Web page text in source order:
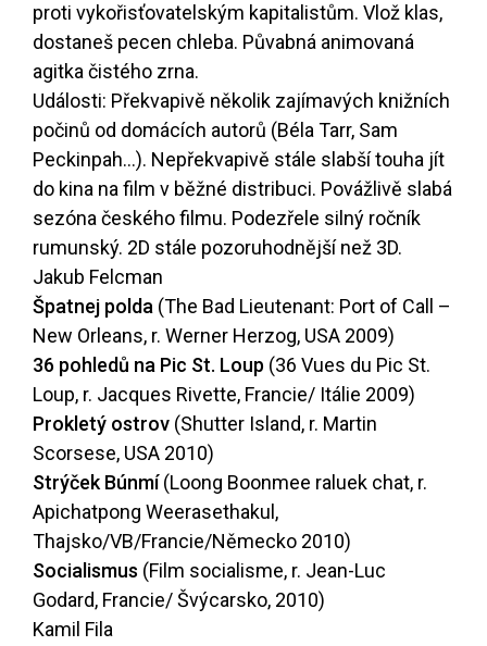
proti vykořisťovatelským kapitalistům. Vlož klas,
dostaneš pecen chleba. Půvabná animovaná
agitka čistého zrna.
Události: Překvapivě několik zajímavých knižních
počinů od domácích autorů (Béla Tarr, Sam
Peckinpah…). Nepřekvapivě stále slabší touha jít
do kina na film v běžné distribuci. Povážlivě slabá
sezóna českého filmu. Podezřele silný ročník
rumunský. 2D stále pozoruhodnější než 3D.
Jakub Felcman
Špatnej polda (The Bad Lieutenant: Port of Call –
New Orleans, r. Werner Herzog, USA 2009)
36 pohledů na Pic St. Loup (36 Vues du Pic St.
Loup, r. Jacques Rivette, Francie/ Itálie 2009)
Prokletý ostrov (Shutter Island, r. Martin
Scorsese, USA 2010)
Strýček Búnmí(Loong Boonmee raluek chat, r.
Apichatpong Weerasethakul,
Thajsko/VB/Francie/Německo 2010)
Socialismus (Film socialisme, r. Jean-Luc
Godard, Francie/ Švýcarsko, 2010)
Kamil Fila